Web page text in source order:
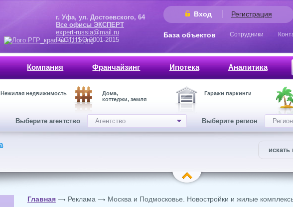
Вход Регистрация
г. Уфа, ул. Достоевского, 64
Все офисы ЭКСПЕРТ
expert-russia@mail.ru
ГОСТ, ISO 9001-2015
База объектов Сотрудники
Компания Франчайзинг Ипотека Аналитика
Нежилая недвижимость
Дома,
коттеджи, земля
Гаражи паркинги
Выберите агентство Агентство Выберите регион Регион
Главная Реклама Москва и Подмосковье. Новостройки и жилые